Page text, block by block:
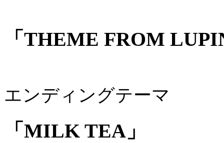
「THEME FROM
エンディングテーマ
「MILK TEA」